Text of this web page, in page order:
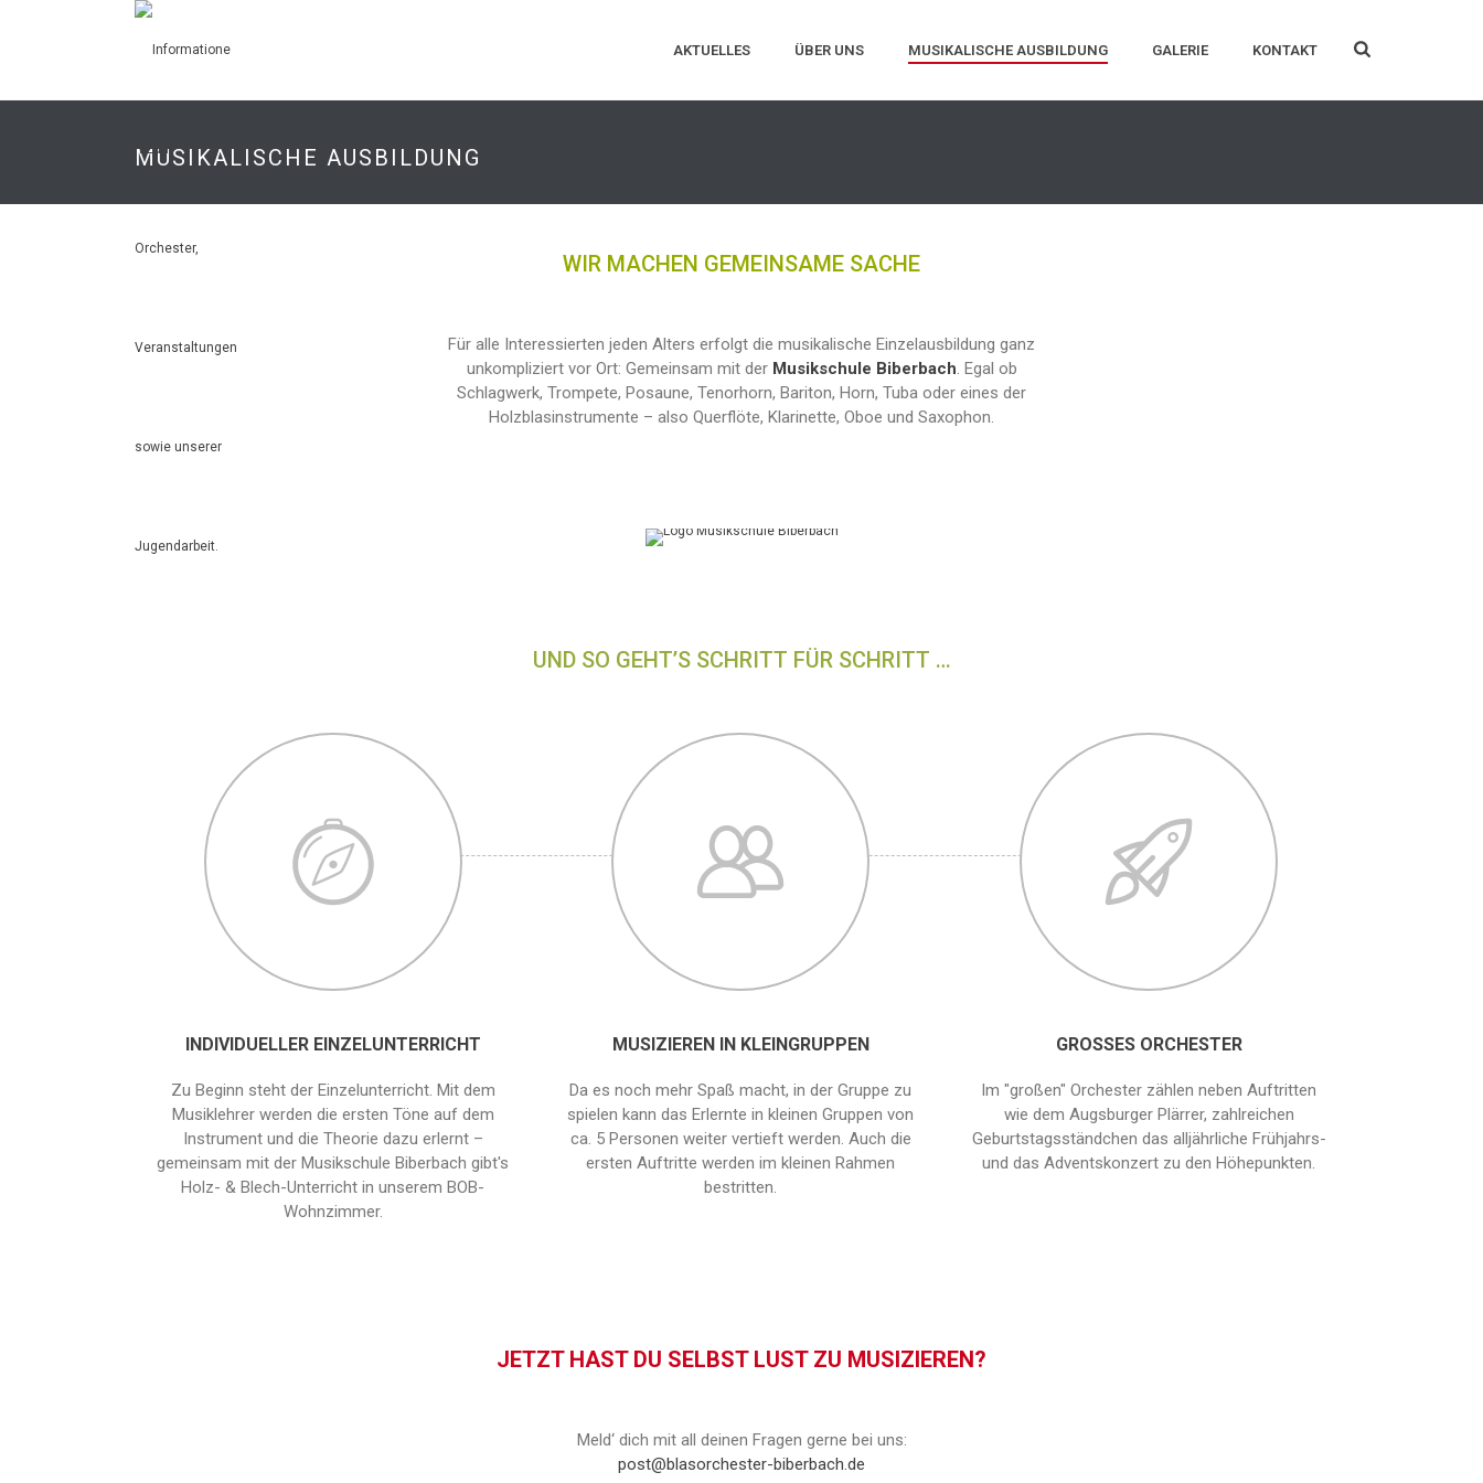
AKTUELLES ÜBER UNS MUSIKALISCHE AUSBILDUNG GALERIE KONTAKT
MUSIKALISCHE AUSBILDUNG
WIR MACHEN GEMEINSAME SACHE
Für alle Interessierten jeden Alters erfolgt die musikalische Einzelausbildung ganz
unkompliziert vor Ort: Gemeinsam mit der Musikschule Biberbach. Egal ob
Schlagwerk, Trompete, Posaune, Tenorhorn, Bariton, Horn, Tuba oder eines der
Holzblasinstrumente – also Querflöte, Klarinette, Oboe und Saxophon.
UND SO GEHT’S SCHRITT FÜR SCHRITT …
INDIVIDUELLER EINZELUNTERRICHT
Zu Beginn steht der Einzelunterricht. Mit dem
Musiklehrer werden die ersten Töne auf dem
Instrument und die Theorie dazu erlernt –
gemeinsam mit der Musikschule Biberbach gibt's
Holz- & Blech-Unterricht in unserem BOB-
Wohnzimmer.
MUSIZIEREN IN KLEINGRUPPEN
Da es noch mehr Spaß macht, in der Gruppe zu
spielen kann das Erlernte in kleinen Gruppen von
ca. 5 Personen weiter vertieft werden. Auch die
ersten Auftritte werden im kleinen Rahmen
bestritten.
GROSSES ORCHESTER
Im "großen" Orchester zählen neben Auftritten
wie dem Augsburger Plärrer, zahlreichen
Geburtstagsständchen das alljährliche Frühjahrs-
und das Adventskonzert zu den Höhepunkten.
JETZT HAST DU SELBST LUST ZU MUSIZIEREN?
Meld‘ dich mit all deinen Fragen gerne bei uns:
post@blasorchester-biberbach.de